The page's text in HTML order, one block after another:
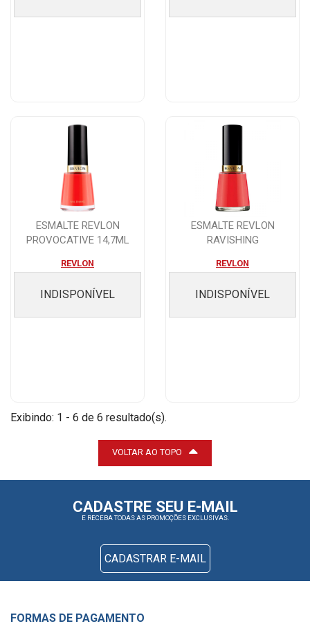
ESMALTE REVLON
PROVOCATIVE 14,7ML
REVLON
INDISPONÍVEL
ESMALTE REVLON
RAVISHING
REVLON
INDISPONÍVEL
Exibindo: 1 - 6 de 6 resultado(s).
VOLTAR AO TOPO
CADASTRE SEU E-MAIL
E RECEBA TODAS AS PROMOÇÕES EXCLUSIVAS.
CADASTRAR E-MAIL
FORMAS DE PAGAMENTO